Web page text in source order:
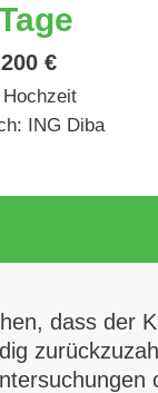
€
ING Diba
dass der